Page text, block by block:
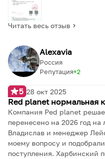
Читать весь отзыв
Alexavia
Репутация 2
Россия
5 28 окт 2025
Red planet нормальная
Компания Ped planet
перенесено на 2026 год на
Владислав и менеджер
моему вопросу и
поступления. Харбинский